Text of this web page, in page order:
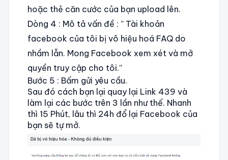
hoặc thẻ căn cước của bạn upload lên.
Dòng 4 : Mô tả vấn đề : ” Tài khoản
facebook của tôi bị vô hiệu hoá FAQ do
nhầm lẫn. Mong Facebook xem xét và mở
quyền truy cập cho tôi.”
Bước 5 : Bấm gửi yêu cầu.
Sau đó cách bạn lại quay lại Link 439 và
làm lại các bước trên 3 lần như thế. Nhanh
thì 15 Phút, lâu thì 24h đổ lại Facebook của
bạn sẽ tự mở.